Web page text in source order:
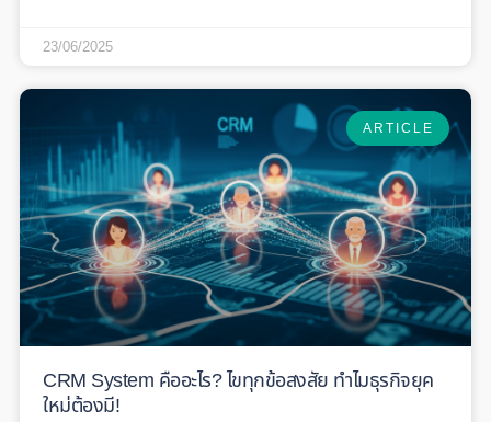
23/06/2025
ARTICLE
CRM System คืออะไร? ไขทุกข้อสงสัย ทำไมธุรกิจยุค
ใหม่ต้องมี!